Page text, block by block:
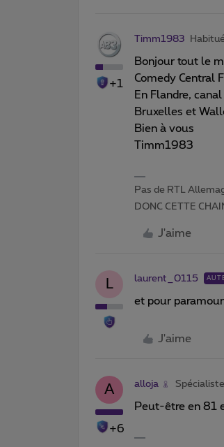
+1
Timm1983 Habitué
Bonjour tout le
Comedy Central
En Flandre, canal
Bruxelles et
Bien à vous
Timm1983
Pas de RTL
DONC CETTE
J'aime
L laurent_0115
et pour
J'aime
A
+6
alloja Spécialiste
Peut-être en 81